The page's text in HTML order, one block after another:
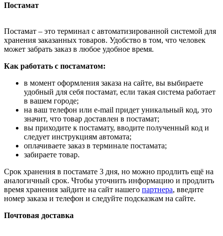
Постамат
Постамат – это терминал с автоматизированной системой для
хранения заказанных товаров. Удобство в том, что человек
может забрать заказ в любое удобное время.
Как работать с постаматом:
в момент оформления заказа на сайте, вы выбираете
удобный для себя постамат, если такая система работает
в вашем городе;
на ваш телефон или e-mail придет уникальный код, это
значит, что товар доставлен в постамат;
вы приходите к постамату, вводите полученный код и
следует инструкциям автомата;
оплачиваете заказ в терминале постамата;
забираете товар.
Срок хранения в постамате 3 дня, но можно продлить ещё на
аналогичный срок. Чтобы уточнить информацию и продлить
время хранения зайдите на сайт нашего партнера, введите
номер заказа и телефон и следуйте подсказкам на сайте.
Почтовая доставка